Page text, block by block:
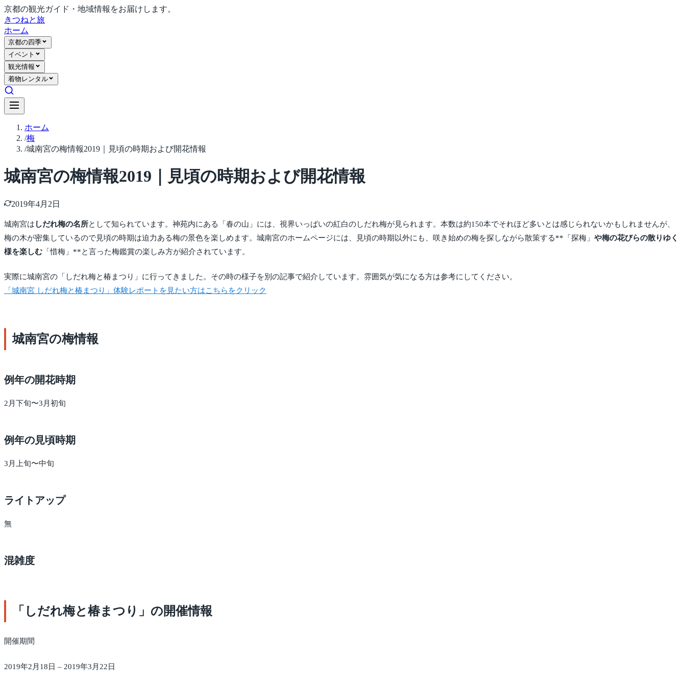
京都の観光ガイド・地域情報をお届けします。
きつねと旅
ホーム
京都の四季
イベント
観光情報
着物レンタル
ホーム
/梅
/城南宮の梅情報2019｜見頃の時期および開花情報
城南宮の梅情報2019｜見頃の時期および開花情報
2019年4月2日
城南宮は しだれ梅の名所として知られています。神苑内にある「春の山」には、視界いっぱいの紅白のしだれ梅が見られます。本数は約150本でそれほど多いとは感じられないかもしれませんが、
梅の木が密集しているので見頃の時期は迫力ある梅の景色を楽しめます。城南宮のホームページには、見頃の時期以外にも、咲き始めの梅を探しながら散策する**「探梅」 や梅の花びらの散りゆく
様を楽しむ 「惜梅」**と言った梅鑑賞の楽しみ方が紹介されています。
実際に城南宮の「しだれ梅と椿まつり」に行ってきました。その時の様子を別の記事で紹介しています。雰囲気が気になる方は参考にしてください。
「城南宮 しだれ梅と椿まつり」体験レポートを見たい方はこちらをクリック
城南宮の梅情報
例年の開花時期
2月下旬〜3月初旬
例年の見頃時期
3月上旬〜中旬
ライトアップ
無
混雑度
「しだれ梅と椿まつり」の開催情報
開催期間
2019年2月18日 – 2019年3月22日